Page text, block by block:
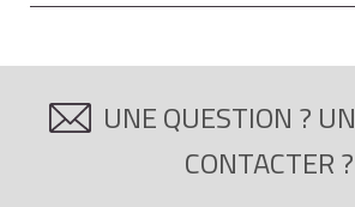
UNE QUESTION ?
CONTACTER ?